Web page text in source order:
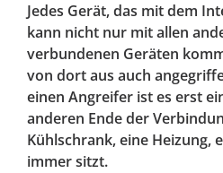
Jedes Gerät, das mit dem
kann nicht nur mit allen
verbundenen Geräten
von dort aus auch
einen Angreifer ist es erst
anderen Ende der
Kühlschrank, eine Heizung,
immer sitzt.